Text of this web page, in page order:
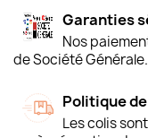
Garanties
Nos
de Société Générale.
Politique
Les colis